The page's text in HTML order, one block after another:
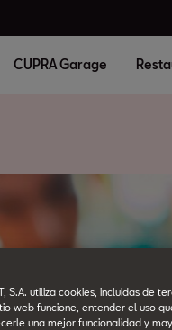
CUPRA Garage
S.A. utiliza cookies, incluidas de
web funcione, entender el uso
una mejor funcionalidad y